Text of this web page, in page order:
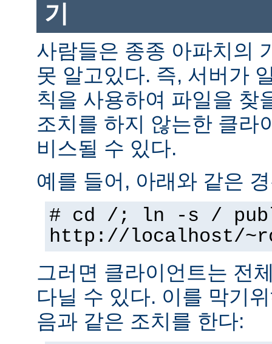
기
사람들은 종종 아파치의
못 알고있다. 즉, 서버가
칙을 사용하여 파일을 찾
조치를 하지 않는한 클라
비스될 수 있다.
예를 들어, 아래와 같은
# cd /; ln -s /
http://localhost/
그러면 클라이언트는 전
다닐 수 있다. 이를 막기
음과 같은 조치를 한다: